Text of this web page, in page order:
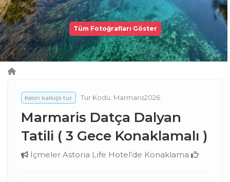
Tüm Fotoğrafları Göster
Kesin kalkışlı tur Tur Kodu: Marmaris2026
Marmaris Datça Dalyan
Tatili ( 3 Gece Konaklamalı )
İçmeler Astoria Life Hotel'de Konaklama